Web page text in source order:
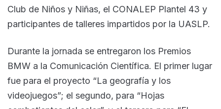
Club de Niños y Niñas, el CONALEP Plantel 43 y
participantes de talleres impartidos por la UASLP.
Durante la jornada se entregaron los Premios
BMW a la Comunicación Científica. El primer lugar
fue para el proyecto “La geografía y los
videojuegos”; el segundo, para “Hojas